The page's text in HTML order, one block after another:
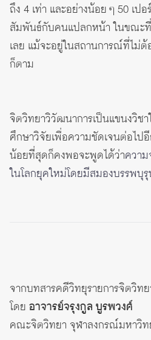
ถึง 4 เท่า และอย่างน้อย ๆ 50 เป
สัมพันธ์กับคนแปลกหน้า ในขณะ
เลย แม้จะอยู่ในสถานการณ์ที่ไม่
ก็ตาม
จิตวิทยาวิวัฒนาการเป็นแขนงวิชา
ศึกษาวิจัยเพื่อความชัดเจนต่อไป
น้อยที่สุดก็คงพอจะพูดได้ว่าควา
ในโลกยุคใหม่โดยมีสมองบรรพบุ
จากบทสารคดีวิทยุรายการจิตวิท
โดย อาจารย์จรุงกูล บูรพวงศ์
คณะจิตวิทยา จุฬาลงกรณ์มหาวิท